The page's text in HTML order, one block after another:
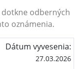
odberných
oznámenia.
Dátum vyvesenia:
27.03.2026